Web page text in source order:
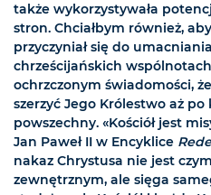
także wykorzystywała
stron. Chciałbym również,
przyczyniał się do
chrześcijańskich
ochrzczonym świadomości,
szerzyć Jego Królestwo aż
powszechny. «Kościół jest
Jan Paweł II w Encyklice
nakaz Chrystusa nie jest
zewnętrznym, ale sięga